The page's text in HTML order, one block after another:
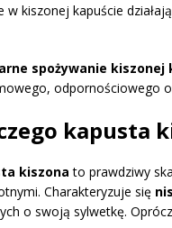
w kiszonej kapuście
spożywanie kiszonej
odpornościowego
kapusta
kiszona to prawdziwy
Charakteryzuje się
o swoją sylwetkę.